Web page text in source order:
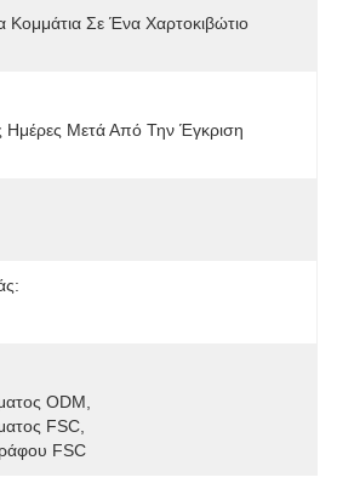
Σε Ένα Χαρτοκιβώτιο
Ημέρες Μετά Από Την Έγκριση
ODM
FSC
FSC